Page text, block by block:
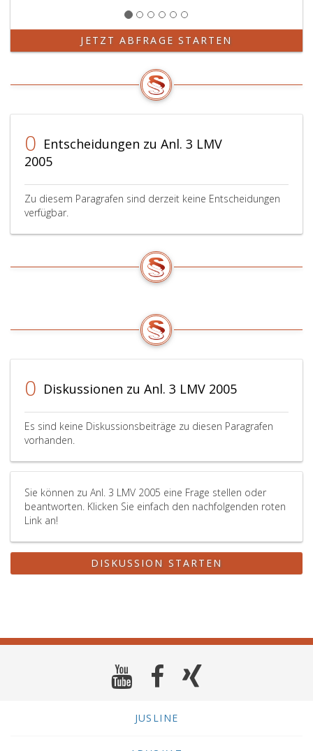
JETZT ABFRAGE STARTEN
0 Entscheidungen zu Anl. 3 LMV
2005
Zu diesem Paragrafen sind derzeit keine Entscheidungen
verfügbar.
0 Diskussionen zu Anl. 3 LMV 2005
Es sind keine Diskussionsbeiträge zu diesen Paragrafen
vorhanden.
Sie können zu Anl. 3 LMV 2005 eine Frage stellen oder
beantworten. Klicken Sie einfach den nachfolgenden roten
Link an!
DISKUSSION STARTEN
JUSLINE